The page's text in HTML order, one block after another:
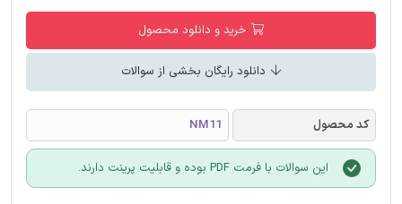
خرید و دانلود محصول
دانلود رایگان بخشی از سوالات
کد محصول NM11
این سوالات با فرمت PDF بوده و قابلیت پرینت دارند.